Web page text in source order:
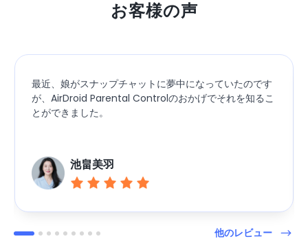
お客様の声
最近、娘がスナップチャットに夢中になっていたのです
が、AirDroid Parental Controlのおかげでそれを知るこ
とができました。
池畠美羽
他のレビュー